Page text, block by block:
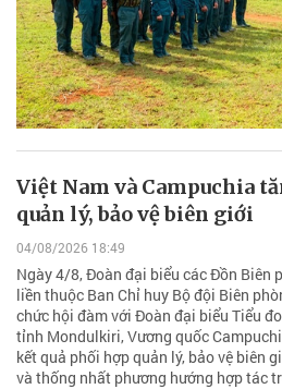
Việt Nam và Campuchia
quản lý, bảo vệ biên giới
04/08/2026 18:49
Ngày 4/8, Đoàn đại biểu các Đồn Biên
liền thuộc Ban Chỉ huy Bộ đội Biên
chức hội đàm với Đoàn đại biểu Tiểu
tỉnh Mondulkiri, Vương quốc
kết quả phối hợp quản lý, bảo vệ biên
và thống nhất phương hướng hợp tác